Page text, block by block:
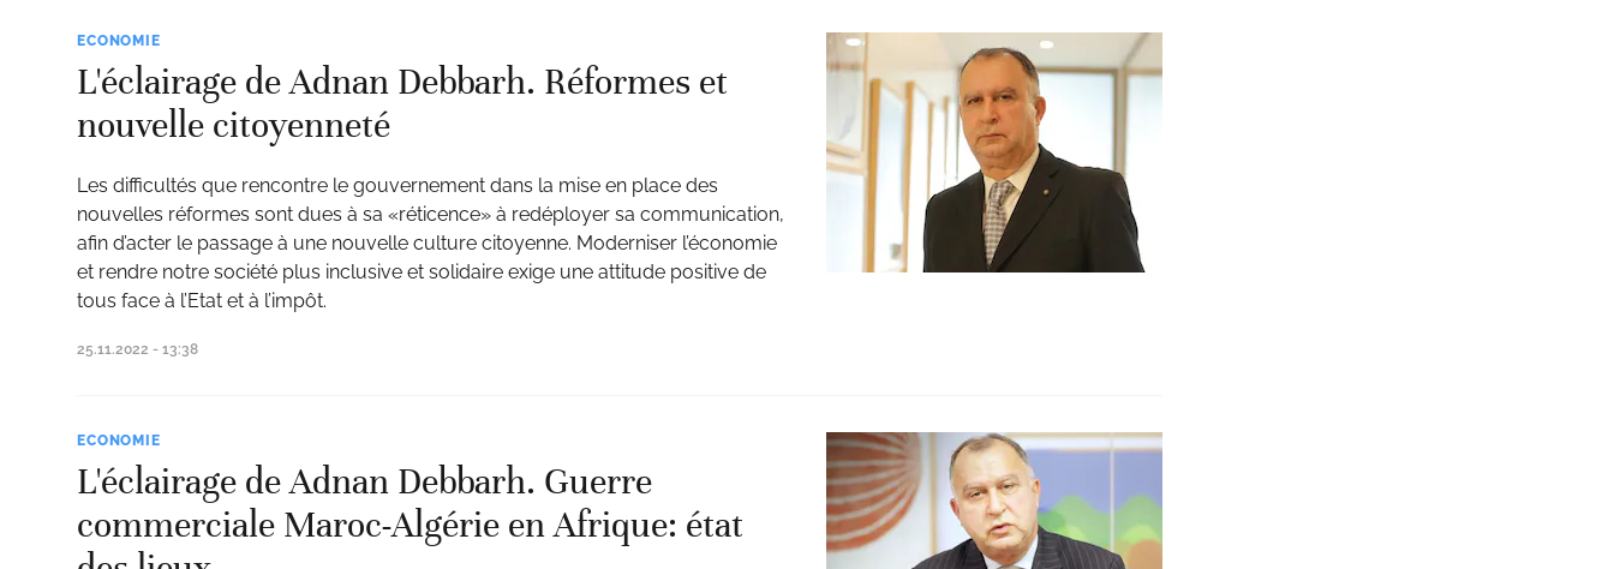
ECONOMIE
L'éclairage de Adnan Debbarh. Réformes et
nouvelle citoyenneté
Les difficultés que rencontre le gouvernement dans la mise en place des
nouvelles réformes sont dues à sa «réticence» à redéployer sa communication,
afin d’acter le passage à une nouvelle culture citoyenne. Moderniser l’économie
et rendre notre société plus inclusive et solidaire exige une attitude positive de
tous face à l’Etat et à l’impôt.
25.11.2022 - 13:38
ECONOMIE
L'éclairage de Adnan Debbarh. Guerre
commerciale Maroc-Algérie en Afrique: état